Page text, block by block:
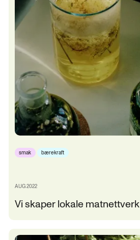
smak bærekraft
AUG 2022
Vi skaper lokale matnettverk